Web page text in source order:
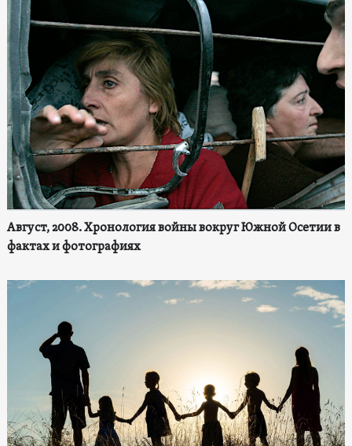
Август, 2008. Хронология войны вокруг Южной Осетии в
фактах и фотографиях